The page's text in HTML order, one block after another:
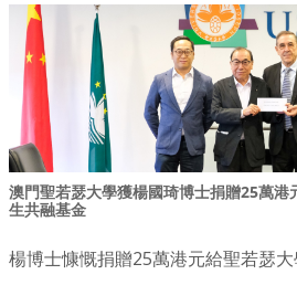
澳門聖若瑟大學獲楊國琦博士捐贈25萬港
生共融基金
楊博士慷慨捐贈25萬港元給聖若瑟大